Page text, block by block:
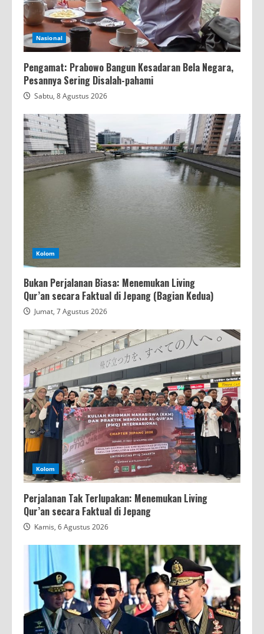
Nasional
Pengamat: Prabowo Bangun Kesadaran Bela Negara,
Pesannya Sering Disalah-pahami
Sabtu, 8 Agustus 2026
Kolom
Bukan Perjalanan Biasa: Menemukan Living
Qur’an secara Faktual di Jepang (Bagian Kedua)
Jumat, 7 Agustus 2026
Kolom
Perjalanan Tak Terlupakan: Menemukan Living
Qur’an secara Faktual di Jepang
Kamis, 6 Agustus 2026